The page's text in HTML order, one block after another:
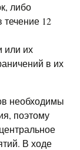
либо
течение 12
или их
в их
необходимы
поэтому
В ходе